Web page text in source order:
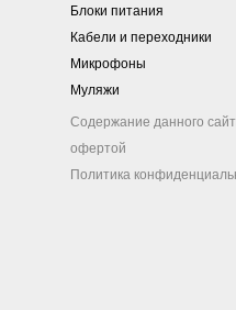
Блоки питания
Кабели и переходники
Микрофоны
Муляжи
Содержание данного
офертой
Политика